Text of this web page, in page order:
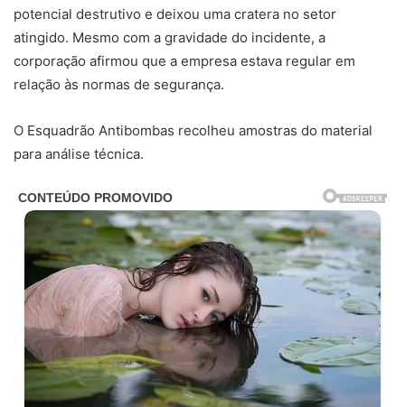
potencial destrutivo e deixou uma cratera no setor
atingido. Mesmo com a gravidade do incidente, a
corporação afirmou que a empresa estava regular em
relação às normas de segurança.
O Esquadrão Antibombas recolheu amostras do material
para análise técnica.